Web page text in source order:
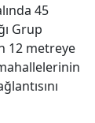
45
Grup
12 metreye